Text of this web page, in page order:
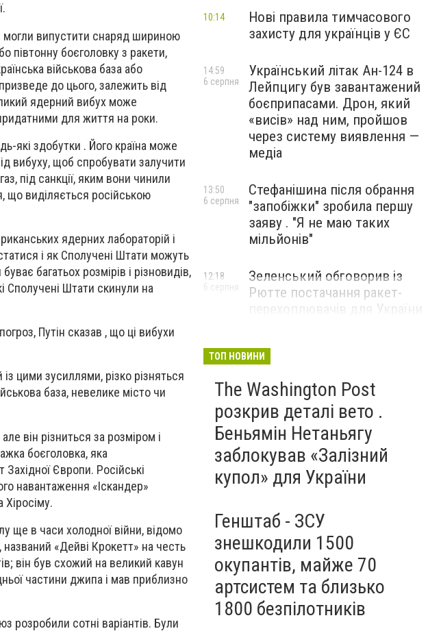
могли випустити снаряд шириною
півтонну боєголовку з ракети,
військова база або
до цього, залежить від
ядерний вибух може
для життя на роки.
які здобутки . Його країна може
вибуху, щоб спробувати залучити
під санкції, яким вони чинили
що виділяється російською
ядерних лабораторій і
і як Сполучені Штати можуть
багатьох розмірів і різновидів,
Сполучені Штати скинули на
Путін сказав , що ці вибухи
цими зусиллями, різко різняться
база, невелике місто чи
він різниться за розміром і
боєголовка, яка
Європи. Російські
навантаження «Іскандер»
ще в часи холодної війни, відомо
названий «Дейві Крокетт» на честь
він був схожий на великий кавун
частини джипа і мав приблизно
розробили сотні варіантів. Були
Нові правила тимчасового
захисту для українців у ЄС
10:14
Український літак Ан-124 в
Лейпцигу був завантажений
боєприпасами. Дрон, який
«висів» над ним, пройшов
через систему виявлення —
медіа
14:59
6 серпня
Стефанішина після обрання
"запобіжки" зробила першу
заяву . "Я не маю таких
мільйонів"
13:50
6 серпня
Зеленський обговорив із
Рютте постачання ракет-
перехоплювачів для України
12:18
6 серпня
ТОП НОВИНИ
The Washington Post
розкрив деталі вето .
Беньямін Нетаньягу
заблокував «Залізний
купол» для України
Генштаб - ЗСУ
знешкодили 1500
окупантів, майже 70
артсистем та близько
1800 безпілотників